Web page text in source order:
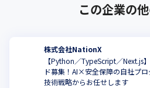
この企業の
株式会社NationX
【Python／TypeScript／Next.js
ド募集！AI×安全保障の自社プ
技術戦略からお任せします